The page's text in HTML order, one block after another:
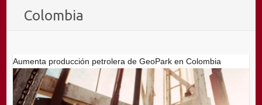
Colombia
Aumenta producción petrolera de GeoPark en Colombia